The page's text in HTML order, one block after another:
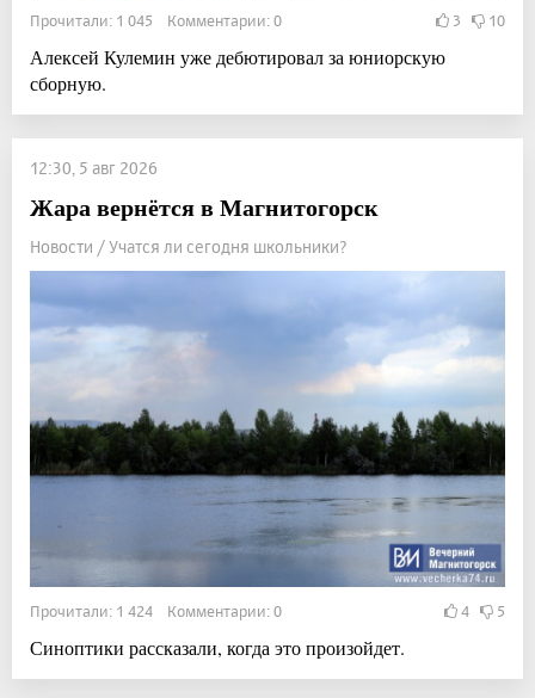
Прочитали: 1 045 Комментарии: 0 3 10
Алексей Кулемин уже дебютировал за юниорскую
сборную.
12:30, 5 авг 2026
Жара вернётся в Магнитогорск
Новости / Учатся ли сегодня школьники?
Прочитали: 1 424 Комментарии: 0 4 5
Синоптики рассказали, когда это произойдет.